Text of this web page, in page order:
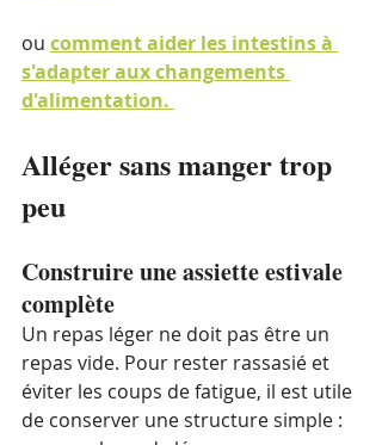
ou comment aider les intestins à
s'adapter aux changements
d'alimentation.
Alléger sans manger trop
peu
Construire une assiette estivale
complète
Un repas léger ne doit pas être un
repas vide. Pour rester rassasié et
éviter les coups de fatigue, il est utile
de conserver une structure simple :